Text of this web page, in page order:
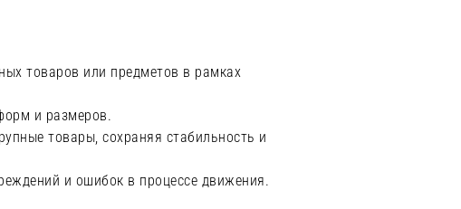
товаров или предметов в рамках
и размеров.
товары, сохраняя стабильность и
и ошибок в процессе движения.